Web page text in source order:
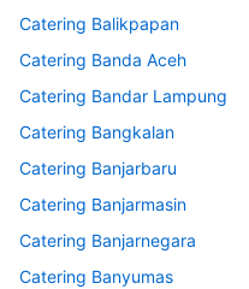
Catering Balikpapan
Catering Banda Aceh
Catering Bandar Lampung
Catering Bangkalan
Catering Banjarbaru
Catering Banjarmasin
Catering Banjarnegara
Catering Banyumas